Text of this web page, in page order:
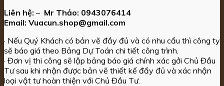
Liên hệ: – Mr Thảo: 0943076414
Email: Vuacun.shop@gmail.com
· Nếu Quý Khách có bản vẽ đầy đủ và có nhu cầu thì công ty
sẽ báo giá theo Bảng Dự Toán chi tiết công trình.
· Đơn vị thi công sẽ lập bảng báo giá chính xác gởi Chủ Đầu
Tư sau khi nhận được bản vẽ thiết kế đầy đủ và xác nhận
loại vật tư hoàn thiện với Chủ Đầu Tư.